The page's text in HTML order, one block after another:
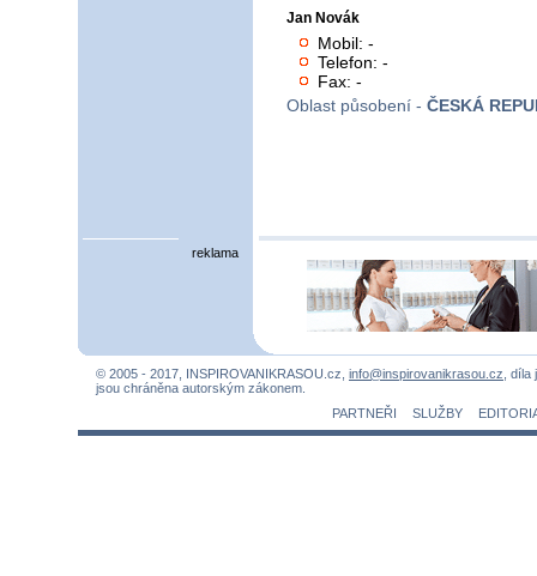
Jan Novák
Mobil: -
Telefon: -
Fax: -
Oblast působení - ČESKÁ
reklama
© 2005 - 2017, INSPIROVANIKRASOU.cz, info@inspirovanikrasou.cz ,
jsou chráněna autorským zákonem.
PARTNEŘI
SLUŽBY